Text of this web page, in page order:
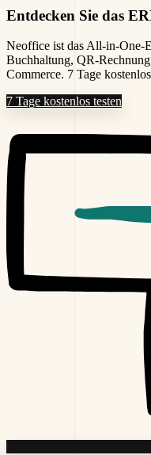
Entdecken Sie das
Neoffice ist das All-in-One-
Buchhaltung, QR-
Commerce. 7 Tage
7 Tage kostenlos testen